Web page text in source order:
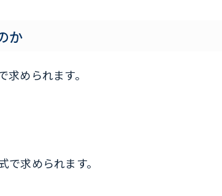
か
められます。
求められます。